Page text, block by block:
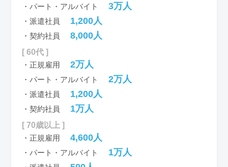
・パート・アルバイト 3万人
・派遣社員 1,200人
・契約社員 8,000人
[ 60代 ]
・正規雇用
2万人
・パート・アルバイト 2万人
・派遣社員 1,200人
・契約社員 1万人
[ 70歳以上 ]
・正規雇用
4,600人
・パート・アルバイト 1万人